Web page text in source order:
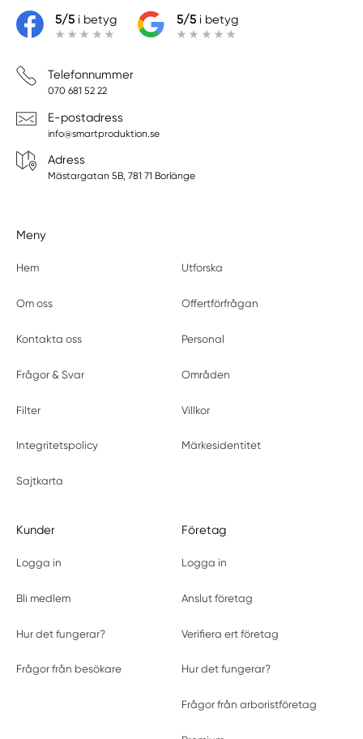
5/5i betyg 5/5i betyg
Telefonnummer
070 681 52 22
E-postadress
info@smartproduktion.se
Adress
Mästargatan 5B, 781 71 Borlänge
Meny
Hem Utforska
Om oss Offertförfrågan
Kontakta oss Personal
Frågor & Svar Områden
Filter Villkor
Integritetspolicy Märkesidentitet
Sajtkarta
Kunder
Logga in
Bli medlem
Hur det fungerar?
Frågor från besökare
Företag
Logga in
Anslut företag
Verifiera ert företag
Hur det fungerar?
Frågor från arboristföretag